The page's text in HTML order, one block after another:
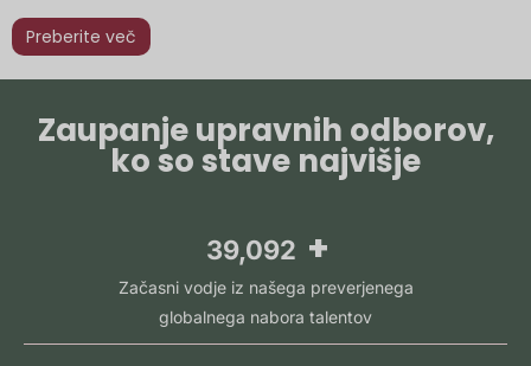
Preberite več
Zaupanje upravnih odborov,
ko so stave najvišje
60,000 +
Začasni vodje iz našega preverjenega
globalnega nabora talentov